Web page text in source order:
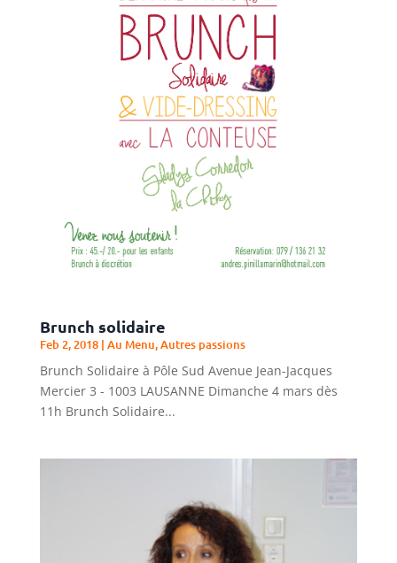
Brunch solidaire
Feb 2, 2018| Au Menu,Autres passions
Brunch Solidaire à Pôle Sud Avenue Jean-Jacques
Mercier 3 - 1003 LAUSANNE Dimanche 4 mars dès
11h Brunch Solidaire...